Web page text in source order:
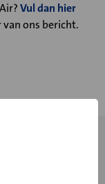
Vul dan hier
ons bericht.